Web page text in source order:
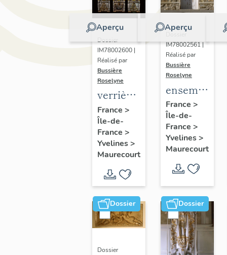
Aperçu
Dossier
IM78002600 |
Réalisé par
Bussière
Roselyne
verrières
(7)
France >
Île-de-
France >
Yvelines>
Maurecourt
Aperçu
IM78002561 |
Réalisé par
Bussière
Roselyne
ensemble
de 2
plaques
des
instituteurs
de Seine
et Oise
France >
Île-de-
France >
Yvelines>
Maurecourt
Dossier
Dossier
Dossier